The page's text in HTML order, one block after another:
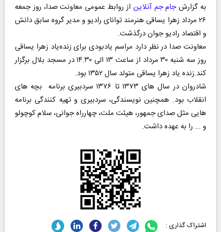
به گزارشجام جم آنلاین از روابط عمومی معاونت صدا، روز جمعه
۲۶ مرداد زهرا یساقی هنرمند توانای رادیو و مدیر گروه سابق دانش
و اقتصاد رادیو جوان درگذشت.
معاونت صدا در نظر دارد مراسم یادبودی برای زنده‌یاد زهرا یساقی
روز سه شنبه ۳۰ مرداد از ساعت ۱۳ الی ۱۴.۳۰ در مسجد بلال برگزار
کند.زنده یاد زهرا یساقی متولد سال ۱۳۵۲ بود.
شادروان در سال های ۱۳۷۳ تا ۱۳۷۶ سردبیری برنامه بچه های
انقلاب بود. همچنین نویسندگی، سردبیری و تهیه كنندگی برنامه
هایی مثل صدای جمهور، هیئت ملت، چهارراه جوانی، سلام كوچولو
و ... را به عهده داشت.
اشتراک گذاری :